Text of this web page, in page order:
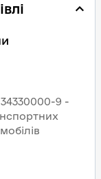
34330000-9 -